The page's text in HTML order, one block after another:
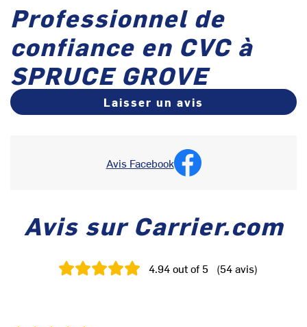
Professionnel de
confiance en CVC à
SPRUCE GROVE
Laisser un avis
Avis Facebook
Avis sur Carrier.com
4.94out of 5 (54 avis)